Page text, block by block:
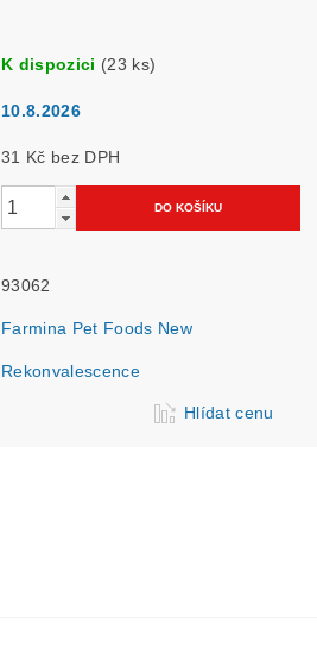
K dispozici (23 ks)
10.8.2026
31 Kč bez DPH
93062
Farmina Pet Foods New
Rekonvalescence
Hlídat cenu